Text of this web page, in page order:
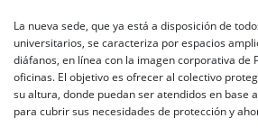
La nueva sede, que ya está a disposición de
universitarios, se caracteriza por espacios
diáfanos, en línea con la imagen corporativa de
oficinas. El objetivo es ofrecer al colectivo
su altura, donde puedan ser atendidos en base
para cubrir sus necesidades de protección y